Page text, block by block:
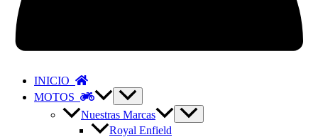
INICIO
MOTOS
Nuestras Marcas
Royal Enfield